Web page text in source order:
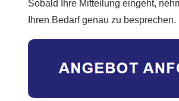
Sobald Ihre Mitteilung eingeht,
Ihren Bedarf genau zu besprechen.